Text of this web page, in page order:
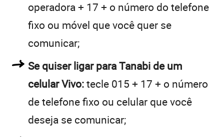
operadora + 17 + o número do telefone
fixo ou móvel que você quer se
comunicar;
Se quiser ligar para Tanabi de um
celular Vivo:tecle 015 + 17 + o número
de telefone fixo ou celular que você
deseja se comunicar;